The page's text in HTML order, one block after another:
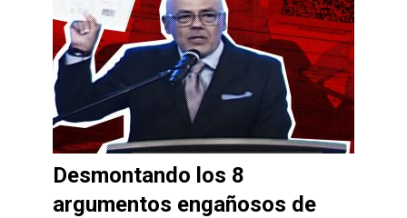
Desmontando los 8
argumentos engañosos de